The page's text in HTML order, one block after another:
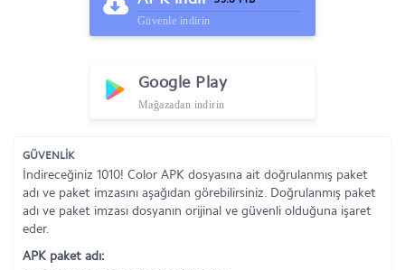
Güvenle indirin
Google Play
Mağazadan indirin
GÜVENLİK
İndireceğiniz 1010! Color APK dosyasına ait doğrulanmış paket
adı ve paket imzasını aşağıdan görebilirsiniz. Doğrulanmış paket
adı ve paket imzası dosyanın orijinal ve güvenli olduğuna işaret
eder.
APK paket adı: